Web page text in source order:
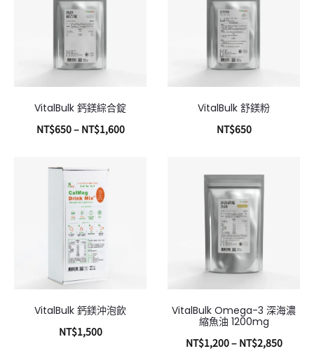
VitalBulk 鈣鎂綜合錠
NT$650– NT$1,600
VitalBulk 舒鎂粉
NT$650
VitalBulk 鈣鎂沖泡飲
NT$1,500
VitalBulk Omega-3 深海濃
縮魚油 1200mg
NT$1,200– NT$2,850